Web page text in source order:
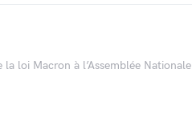
loi Macron à l’Assemblée Nationale